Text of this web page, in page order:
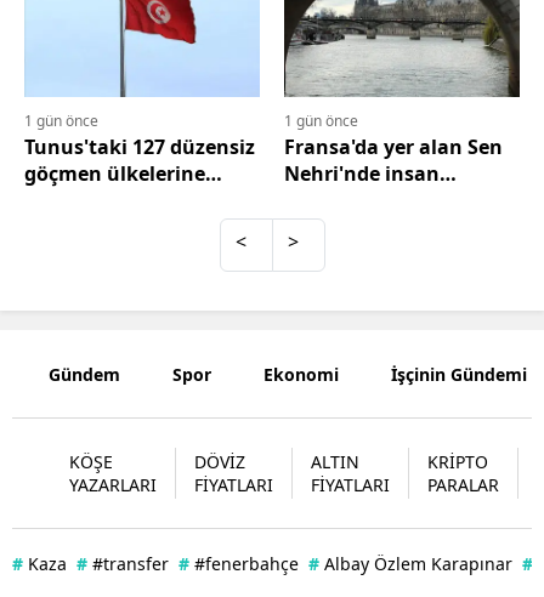
Isparta
Mersin
İstanbul
İzmir
Kırklareli
Kocaeli
Konya
1 gün önce
Tunus'taki 127 düzensiz
göçmen ülkelerine
1 gün önce
Fransa'da yer alan Sen
Nehri'nde insan
<
>
Gündem Spor Ekonomi İşçinin Gündemi
KÖŞE
YAZARLARI
DÖVİZ
FİYATLARI
ALTIN
FİYATLARI
KRİPTO
PARALAR
# Kaza # #transfer # #fenerbahçe # Albay Özlem Karapınar #